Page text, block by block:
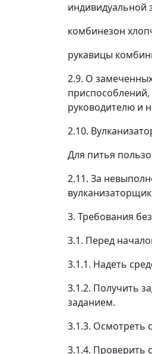
индивидуальной
комбинезон
рукавицы
2.9. О
руководителю и
2.10.
Для питья
2.11. За
3. Требования
3.1. Перед
3.1.1. Надеть
3.1.2. Получить
заданием.
3.1.3. Осмотреть
3.1.4. Проверить